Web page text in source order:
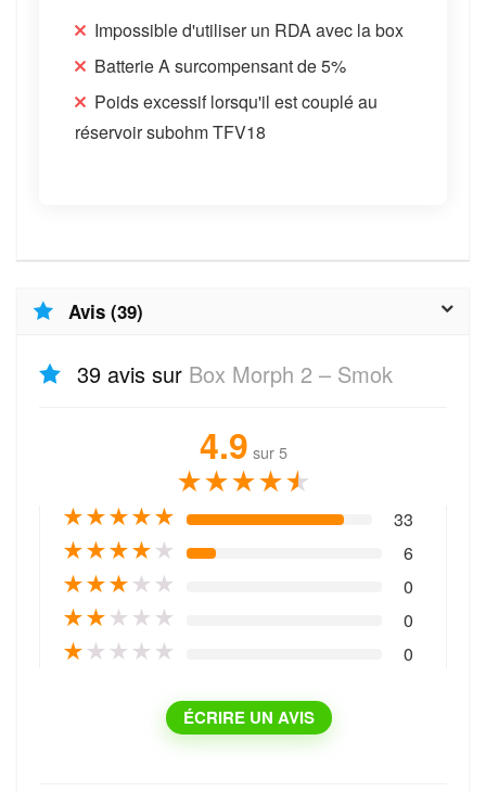
Impossible d'utiliser un RDA avec la box
Batterie A surcompensant de 5%
Poids excessif lorsqu'il est couplé au
réservoir subohm TFV18
Avis (39)
39 avis sur Box Morph 2 – Smok
4.9 sur 5
★★★★★
★★★★★ 33
★★★★★ 6
★★★★ ★ 0
★★★ ★ ★ 0
★★ ★ ★ ★ 0
ÉCRIRE UN AVIS